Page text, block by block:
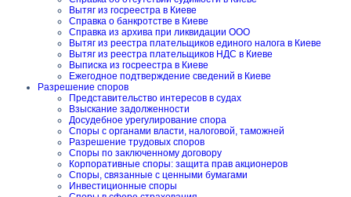
Вытяг из госреестра в Киеве
Справка о банкротстве в Киеве
Справка из архива при ликвидации ООО
Вытяг из реестра плательщиков единого налога в Киеве
Вытяг из реестра плательщиков НДС в Киеве
Выписка из госреестра в Киеве
Ежегодное подтверждение сведений в Киеве
Разрешение споров
Представительство интересов в судах
Взыскание задолженности
Досудебное урегулирование спора
Споры с органами власти, налоговой, таможней
Разрешение трудовых споров
Споры по заключенному договору
Корпоративные споры: защита прав акционеров
Споры, связанные с ценными бумагами
Инвестиционные споры